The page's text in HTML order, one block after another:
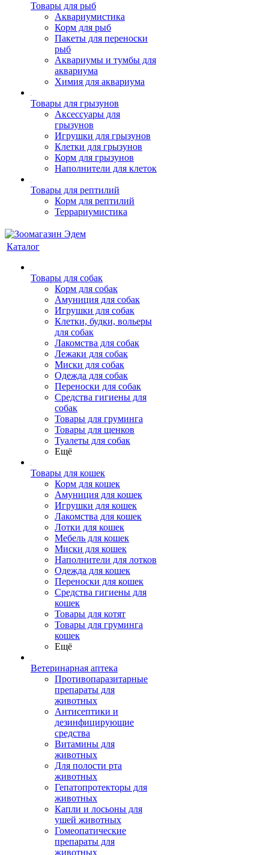
Товары для рыб
Аквариумистика
Корм для рыб
Пакеты для переноски
рыб
Аквариумы и тумбы для
аквариума
Химия для аквариума
Товары для грызунов
Аксессуары для
грызунов
Игрушки для грызунов
Клетки для грызунов
Корм для грызунов
Наполнители для клеток
Товары для рептилий
Корм для рептилий
Террариумистика
Каталог
Товары для собак
Корм для собак
Амуниция для собак
Игрушки для собак
Клетки, будки, вольеры
для собак
Лакомства для собак
Лежаки для собак
Миски для собак
Одежда для собак
Переноски для собак
Средства гигиены для
собак
Товары для груминга
Товары для щенков
Туалеты для собак
Ещё
Товары для кошек
Корм для кошек
Амуниция для кошек
Игрушки для кошек
Лакомства для кошек
Лотки для кошек
Мебель для кошек
Миски для кошек
Наполнители для лотков
Одежда для кошек
Переноски для кошек
Средства гигиены для
кошек
Товары для котят
Товары для груминга
кошек
Ещё
Ветеринарная аптека
Противопаразитарные
препараты для
животных
Антисептики и
дезинфицирующие
средства
Витамины для
животных
Для полости рта
животных
Гепатопротекторы для
животных
Капли и лосьоны для
ушей животных
Гомеопатические
препараты для
животных